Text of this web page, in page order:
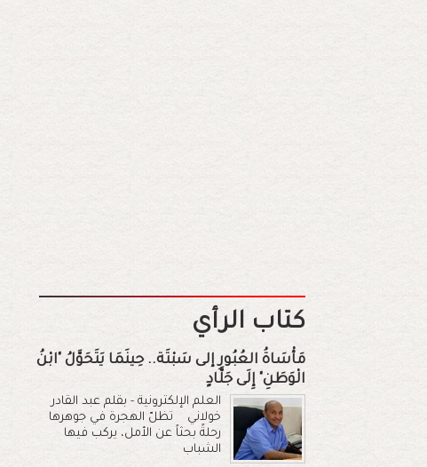
كتاب الرأي
مَأْسَاةُ العُبُورِ إلى سَبْتَة.. حِينَمَا يَتَحَوَّلُ "ابْنُ
الْوَطَنِ" إِلَى جَلَّادٍ
العلم الإلكترونية - بقلم عبد القادر
خولاني تظلّ الهجرة في جوهرها
رحلةً بحثاً عن الأمل، يركب فيها
الشباب